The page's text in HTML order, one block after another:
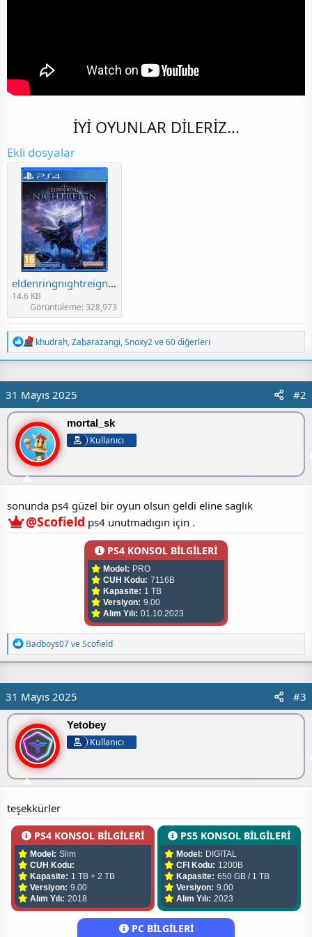
İYİ OYUNLAR DİLERİZ...
Ekli dosyalar
eldenringnightreign.jpg
14.6 KB
Görüntüleme: 328,973
T
p
i
l
e
r
:
khudrah,Zabarazangi,Snoxy2ve 60 diğerleri
31 Mayıs 2025 #2
mortal_sk
Kullanıcı
sonunda ps4 güzel bir oyun olsun geldi eline saglık
@Scofield ps4 unutmadıgın için .
PS4 KONSOL BİLGİLERİ
Model: PRO
CUH Kodu: 7116B
Kapasite: 1 TB
Versiyon: 9.00
Alım Yılı: 01.10.2023
T
p
i
l
e
r
:
Badboys07veScofield
31 Mayıs 2025 #3
Yetobey
Kullanıcı
teşekkürler
PS4 KONSOL BİLGİLERİ
Model: Slim
CUH Kodu:
Kapasite: 1 TB + 2 TB
Versiyon: 9.00
Alım Yılı: 2018
PS5 KONSOL BİLGİLERİ
Model: DIGITAL
CFI Kodu: 1200B
Kapasite: 650 GB / 1 TB
Versiyon: 9.00
Alım Yılı: 2023
PC BİLGİLERİ